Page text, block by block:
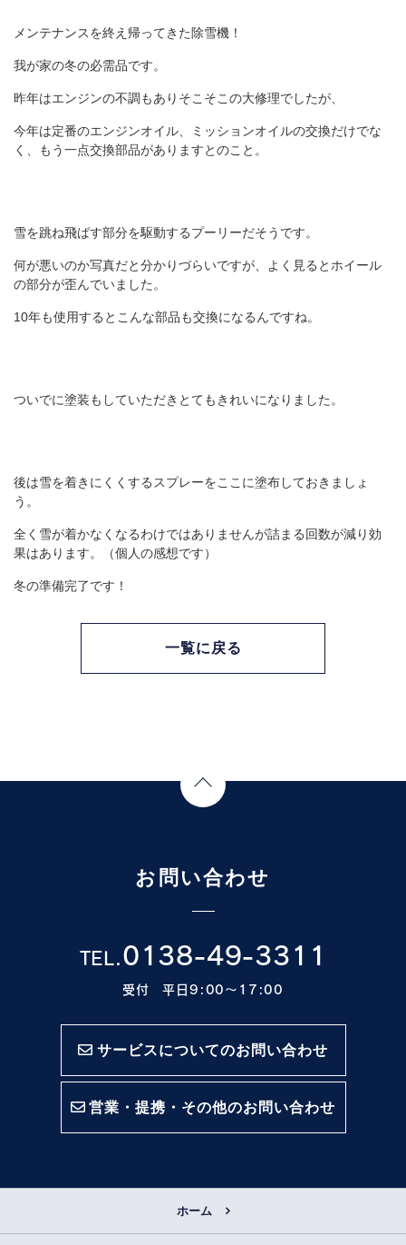
メンテナンスを終え帰ってきた除雪機！
我が家の冬の必需品です。
昨年はエンジンの不調もありそこそこの大修理でしたが、
今年は定番のエンジンオイル、ミッションオイルの交換だけでな
く、もう一点交換部品がありますとのこと。
雪を跳ね飛ばす部分を駆動するプーリーだそうです。
何が悪いのか写真だと分かりづらいですが、よく見るとホイール
の部分が歪んでいました。
10年も使用するとこんな部品も交換になるんですね。
ついでに塗装もしていただきとてもきれいになりました。
後は雪を着きにくくするスプレーをここに塗布しておきましょ
う。
全く雪が着かなくなるわけではありませんが詰まる回数が減り効
果はあります。（個人の感想です）
冬の準備完了です！
一覧に戻る
お問い合わせ
TEL.0138-49-3311
受付 平日9:00〜17:00
サービスについてのお問い合わせ
営業・提携・その他のお問い合わせ
ホーム